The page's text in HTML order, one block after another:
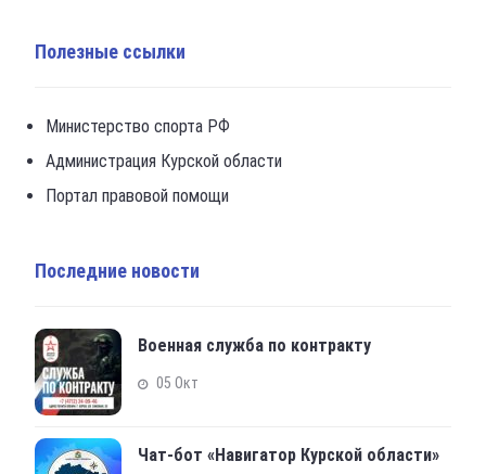
Полезные ссылки
Министерство спорта РФ
Администрация Курской области
Портал правовой помощи
Последние новости
Военная служба по контракту
05 Окт
Чат-бот «Навигатор Курской области»